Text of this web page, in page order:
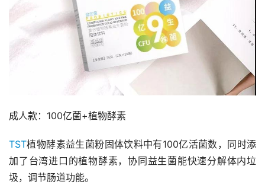
成人款：100亿菌+植物酵素
TST植物酵素益生菌粉固体饮料中有100亿活菌数，同时添
加了台湾进口的植物酵素，协同益生菌能快速分解体内垃
圾，调节肠道功能。